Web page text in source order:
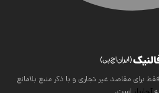
برای مقاصد غیر تجاری و با ذکر منبع بلامانع